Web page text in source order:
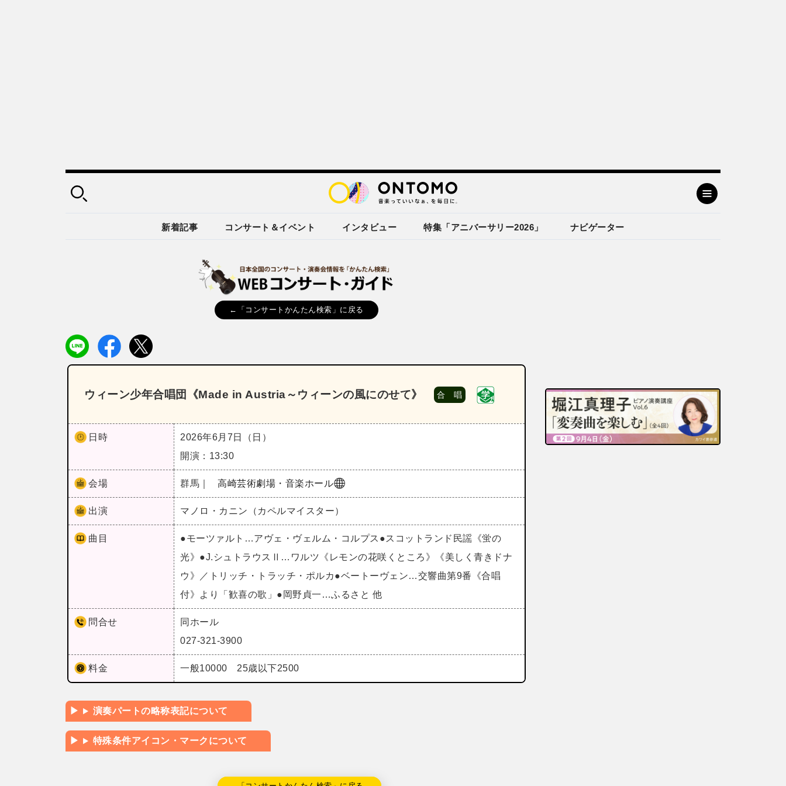
新着記事 コンサート＆イベント インタビュー 特集「アニバーサリー2026」 ナビゲーター
←「コンサートかんたん検索」に戻る
ウィーン少年合唱団《Made in Austria～ウィーンの風にのせて》 合 唱
日時
2026年6月7日（日）
開演：13:30
会場 群馬｜ 高崎芸術劇場・音楽ホール
出演 マノロ・カニン（カペルマイスター）
曲目
●モーツァルト…アヴェ・ヴェルム・コルプス●スコットランド民謡《蛍の
光》●J.シュトラウスⅡ…ワルツ《レモンの花咲くところ》《美しく青きドナ
ウ》／トリッチ・トラッチ・ポルカ●ベートーヴェン…交響曲第9番《合唱
付》より「歓喜の歌」●岡野貞一…ふるさと 他
問合せ
同ホール
027-321-3900
料金 一般10000 25歳以下2500
演奏パートの略称表記について
特殊条件アイコン・マークについて